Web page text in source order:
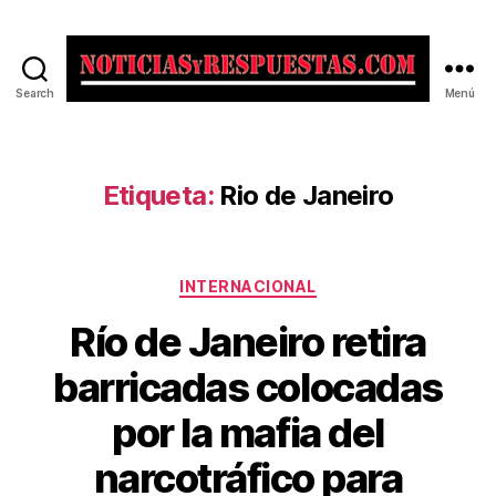
Search Menú
Etiqueta: Rio de Janeiro
Categorías
INTERNACIONAL
Río de Janeiro retira
barricadas colocadas
por la mafia del
narcotráfico para